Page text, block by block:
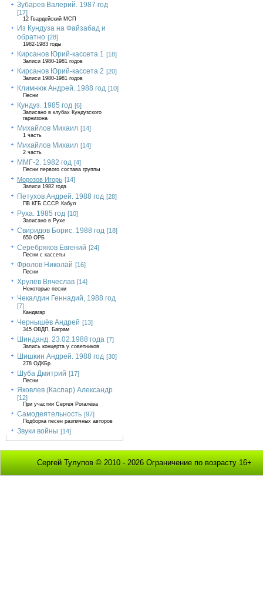
Зубарев Валерий. 1987 год
[17]
12 Гвардейский МСП
Из Кундуза на Файзабад и
обратно [28]
1982-1983 годы
Кирсанов Юрий-кассета 1 [18]
Записи 1980-1981 годов
Кирсанов Юрий-кассета 2 [20]
Записи 1980-1981 годов
Климнюк Андрей. 1988 год [10]
Песни
Кундуз. 1985 год [6]
Записано в клубах Кундузского
гарнизона
Михайлов Михаил [14]
1 часть
Михайлов Михаил [14]
2 часть
ММГ-2. 1982 год [4]
Песни первого состава группы
Морозов Игорь [14]
Записи 1982 года
Петухов Андрей. 1988 год [28]
ПВ КГБ СССР. Кабул
Руха. 1985 год [10]
Записано в Рухе
Свиридов Борис. 1988 год [18]
650 ОРБ
Серебряков Евгений [24]
Песни с кассеты
Фролов Николай [16]
Песни
Хрулёв Вячеслав [14]
Некоторые песни
Чекалдин Геннадий, 1988 год
[7]
Кандагар
Чернышёв Андрей [13]
345 ОВДП, Баграм
Шинданд. 23.02.1988 года [7]
Запись концерта у советников
Шишкин Андрей. 1988 год [30]
278 ОДКБр
Шуба Дмитрий [17]
Песни
Яковлев (Каспар) Александр
[12]
При участии Сергея Рогалёва
Самодеятельность [97]
Подборка песен различных авторов
Звуки войны [14]
Сергей Тулупов © 2010 - 2026 Ограничение по возрасту 16+